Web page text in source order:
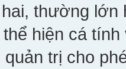
thường
hiện cá
trị cho